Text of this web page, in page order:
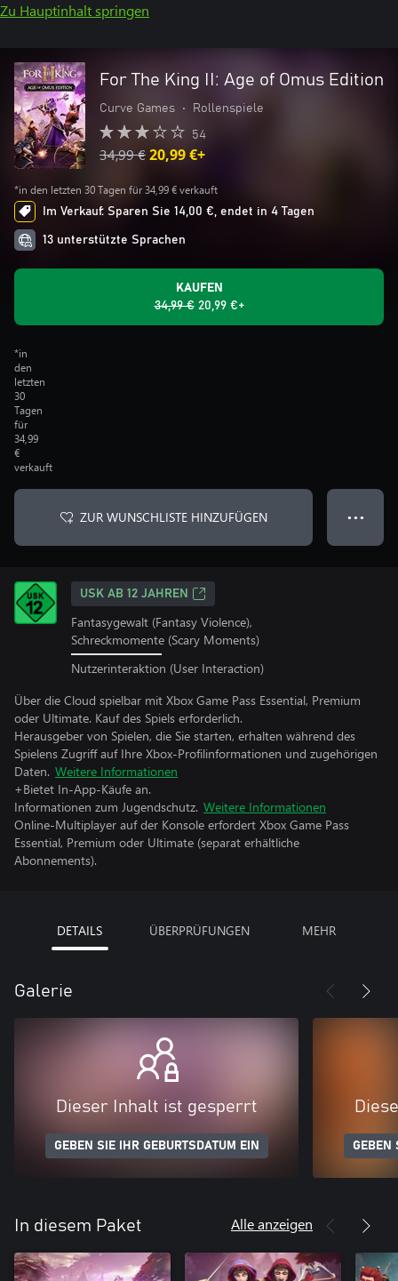
Zu Hauptinhalt springen
For The King II: Age of Omus Edition
Curve Games • Rollenspiele
54
34,99 €20,99 €+
*in den letzten 30 Tagen für 34,99 € verkauft
Im Verkauf: Sparen Sie 14,00 €, endet in 4 Tagen
13 unterstützte Sprachen
KAUFEN
34,99 € 20,99 €+
*in
den
letzten
30
Tagen
für
34,99
€
verkauft
ZUR WUNSCHLISTE HINZUFÜGEN ● ● ●
USK AB 12 JAHREN
Fantasygewalt (Fantasy Violence),
Schreckmomente (Scary Moments)
Nutzerinteraktion (User Interaction)
Über die Cloud spielbar mit Xbox Game Pass Essential, Premium
oder Ultimate. Kauf des Spiels erforderlich.
Herausgeber von Spielen, die Sie starten, erhalten während des
Spielens Zugriff auf Ihre Xbox-Profilinformationen und zugehörigen
Daten. Weitere Informationen
+Bietet In-App-Käufe an.
Informationen zum Jugendschutz. Weitere Informationen
Online-Multiplayer auf der Konsole erfordert Xbox Game Pass
Essential, Premium oder Ultimate (separat erhältliche
Abonnements).
DETAILS ÜBERPRÜFUNGEN MEHR
Galerie
Dieser Inhalt ist gesperrt
GEBEN SIE IHR GEBURTSDATUM EIN GEBEN
In diesem Paket Alle anzeigen